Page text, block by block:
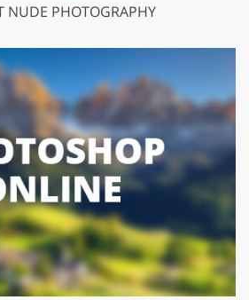
NUDE PHOTOGRAPHY